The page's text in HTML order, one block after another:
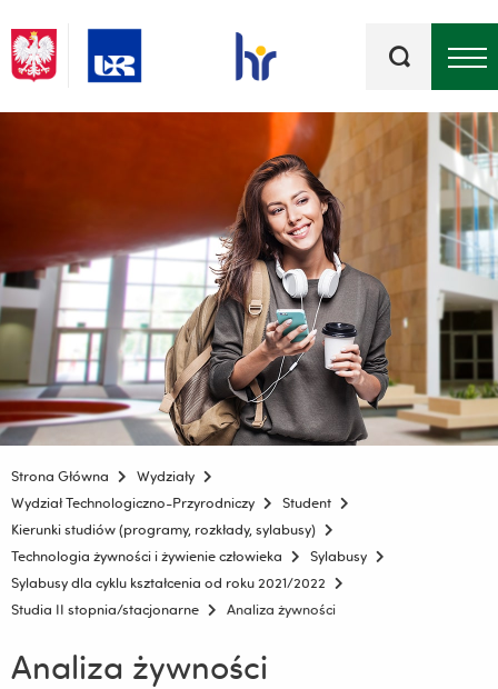
kluczowe
Strona Główna
Wydziały
Wydział Technologiczno-Przyrodniczy
Student
Kierunki studiów (programy, rozkłady, sylabusy)
Technologia żywności i żywienie człowieka
Sylabusy
Sylabusy dla cyklu kształcenia od roku 2021/2022
Studia II stopnia/stacjonarne
Analiza żywności
Analiza żywności